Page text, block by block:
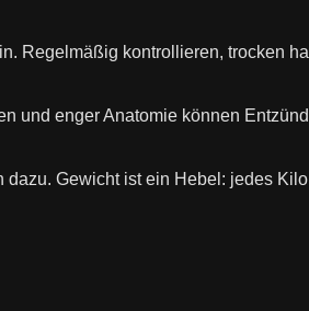
Regelmäßig kontrollieren, trocken
und enger Anatomie können
Gewicht ist ein Hebel: jedes